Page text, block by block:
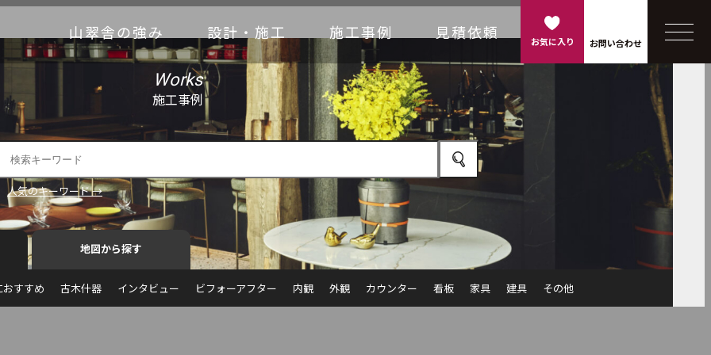
山翠舎の強み 設計・施工 施工事例 見積依頼
お気に入り お問い合わせ
Works
施工事例
人気のキーワード →
地図から探す
おすすめ 古木什器 インタビュー ビフォーアフター 内観 外観 カウンター 看板 家具 建具 その他